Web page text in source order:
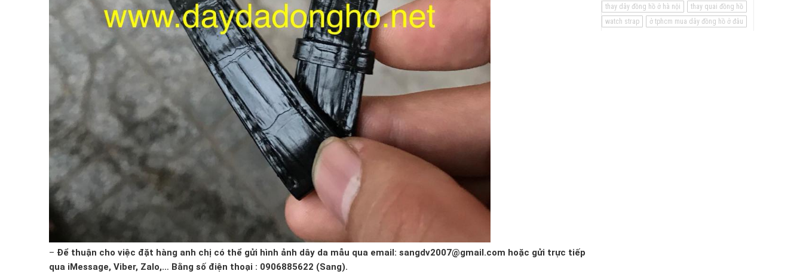
– Để thuận cho việc đặt hàng anh chị có thể gửi hình ảnh dây da mẫu qua email: sangdv2007@gmail.com hoặc gửi trực tiếp
qua iMessage, Viber, Zalo,… Bằng số điện thoại : 0906885622 (Sang).
thay dây đồng hồ ở hà nội
thay quai đồng hồ
watch strap
ở tphcm mua dây đồng hồ ở đâu